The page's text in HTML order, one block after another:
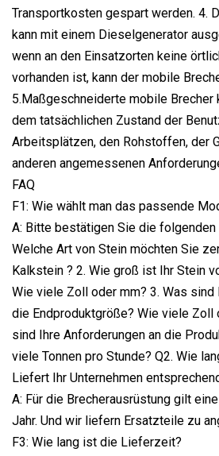
Transportkosten gespart werden. 4.
kann mit einem Dieselgenerator
wenn an den Einsatzorten keine
vorhanden ist, kann der mobile
5.Maßgeschneiderte mobile Brecher
dem tatsächlichen Zustand der
Arbeitsplätzen, den Rohstoffen, der
anderen angemessenen
FAQ
F1: Wie wählt man das passende
A: Bitte bestätigen Sie die folgenden
Welche Art von Stein möchten Sie
Kalkstein ? 2. Wie groß ist Ihr Stein
Wie viele Zoll oder mm? 3. Was sind
die Endproduktgröße? Wie viele Zoll
sind Ihre Anforderungen an die
viele Tonnen pro Stunde? Q2. Wie
Liefert Ihr Unternehmen
A: Für die Brecherausrüstung gilt
Jahr. Und wir liefern Ersatzteile zu
F3: Wie lang ist die Lieferzeit?